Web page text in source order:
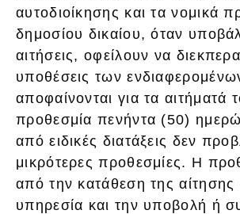
αυτοδιοίκησης και τα νομικά
δημοσίου δικαίου, όταν
αιτήσεις, οφείλουν να
υποθέσεις των
αποφαίνονται για τα αιτήματά
προθεσμία πενήντα (50)
από ειδικές διατάξεις δεν
μικρότερες προθεσμίες. Η
από την κατάθεση της αίτησης
υπηρεσία και την υποβολή ή